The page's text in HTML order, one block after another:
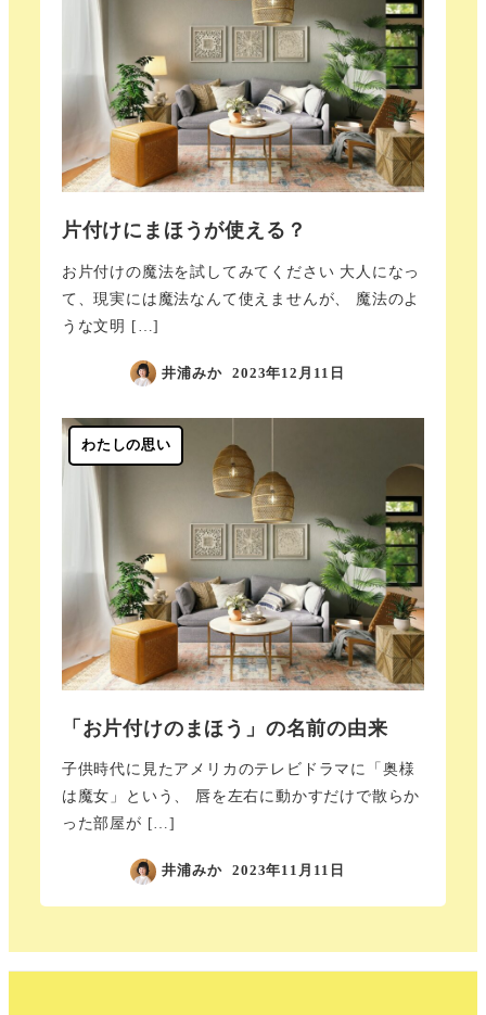
片付けにまほうが使える？
お片付けの魔法を試してみてください 大人になっ
て、現実には魔法なんて使えませんが、 魔法のよ
うな文明 […]
井浦みか 2023年12月11日
わたしの思い
「お片付けのまほう」の名前の由来
子供時代に見たアメリカのテレビドラマに「奥様
は魔女」という、 唇を左右に動かすだけで散らか
った部屋が […]
井浦みか 2023年11月11日